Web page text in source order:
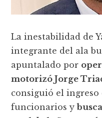
La inestabilidad de
integrante del ala
apuntalado por
motorizó Jorge
consiguió el ingreso
funcionarios y